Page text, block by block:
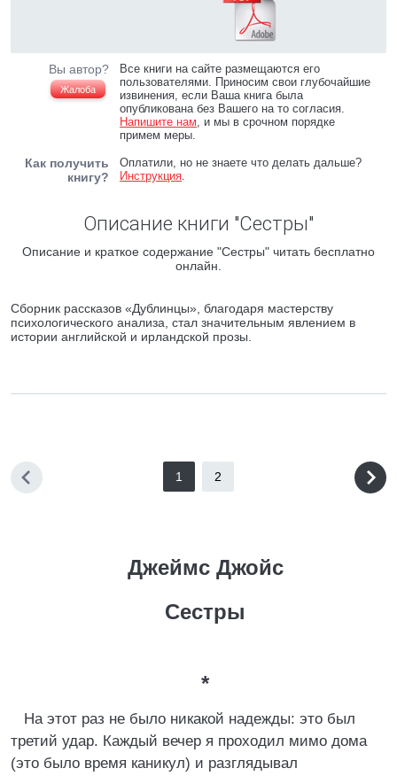
Вы автор?
Жалоба
Все книги на сайте размещаются его
пользователями. Приносим свои глубочайшие
извинения, если Ваша книга была
опубликована без Вашего на то согласия.
Напишите нам, и мы в срочном порядке
примем меры.
Как получить
книгу?
Оплатили, но не знаете что делать дальше?
Инструкция.
Описание книги "Сестры"
Описание и краткое содержание "Сестры" читать бесплатно
онлайн.
Сборник рассказов «Дублинцы», благодаря мастерству
психологического анализа, стал значительным явлением в
истории английской и ирландской прозы.
1 2
Джеймс Джойс
Сестры
*
На этот раз не было никакой надежды: это был
третий удар. Каждый вечер я проходил мимо дома
(это было время каникул) и разглядывал